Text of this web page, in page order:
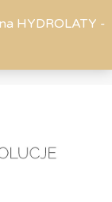
HYDROLATY -